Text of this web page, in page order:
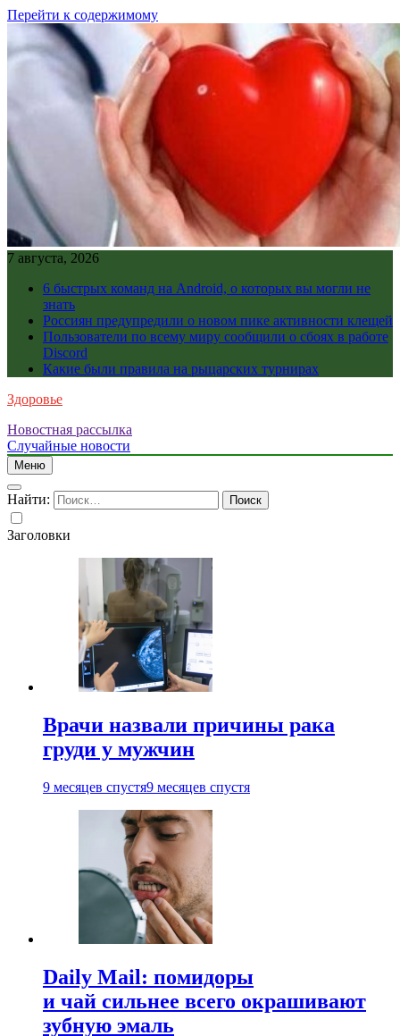
Перейти к содержимому
7 августа, 2026
6 быстрых команд на Android, о которых вы могли не
знать
Россиян предупредили о новом пике активности клещей
Пользователи по всему миру сообщили о сбоях в работе
Discord
Какие были правила на рыцарских турнирах
Здоровье
Новостная рассылка
Случайные новости
Меню
Найти:
Заголовки
Врачи назвали причины рака
груди у мужчин
9 месяцев спустя9 месяцев спустя
Daily Mail: помидоры
и чай сильнее всего окрашивают
зубную эмаль